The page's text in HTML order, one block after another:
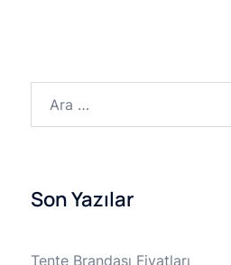
Son Yazılar
Tente Brandası Fiyatları